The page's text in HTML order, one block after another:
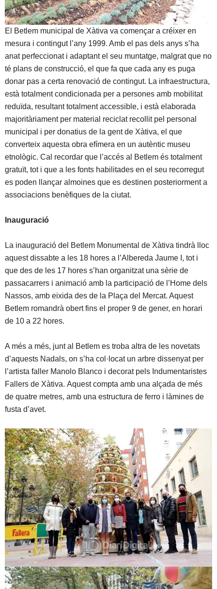
El Betlem municipal de Xàtiva va començar a créixer en
mesura i contingut l’any 1999. Amb el pas dels anys s’ha
anat perfeccionat i adaptant el seu muntatge, malgrat que no
té plans de construcció, el que fa que cada any es puga
donar pas a certa renovació de contingut. La infraestructura,
està totalment condicionada per a persones amb mobilitat
reduïda, resultant totalment accessible, i està elaborada
majoritàriament per material reciclat recollit pel personal
municipal i per donatius de la gent de Xàtiva, el que
converteix aquesta obra efímera en un autèntic museu
etnològic. Cal recordar que l’accés al Betlem és totalment
gratuït, tot i que a les fonts habilitades en el seu recorregut
es poden llançar almoines que es destinen posteriorment a
associacions benèfiques de la ciutat.
Inauguració
La inauguració del Betlem Monumental de Xàtiva tindrà lloc
aquest dissabte a les 18 hores a l’Albereda Jaume I, tot i
que des de les 17 hores s’han organitzat una sèrie de
passacarrers i animació amb la participació de l’Home dels
Nassos, amb eixida des de la Plaça del Mercat. Aquest
Betlem romandrà obert fins el proper 9 de gener, en horari
de 10 a 22 hores.
A més a més, junt al Betlem es troba altra de les novetats
d’aquests Nadals, on s’ha col·locat un arbre dissenyat per
l’artista faller Manolo Blanco i decorat pels Indumentaristes
Fallers de Xàtiva. Aquest compta amb una alçada de més
de quatre metres, amb una estructura de ferro i làmines de
fusta d’avet.